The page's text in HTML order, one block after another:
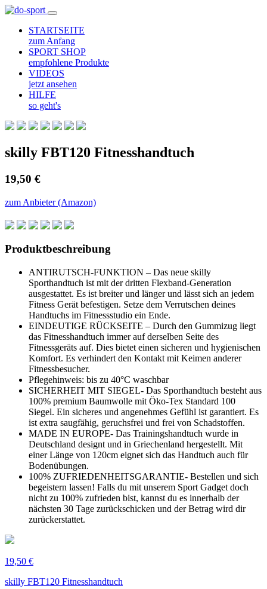
STARTSEITE
zum Anfang
SPORT SHOP
empfohlene Produkte
VIDEOS
jetzt ansehen
HILFE
so geht's
skilly FBT120 Fitnesshandtuch
19,50 €
zum Anbieter (Amazon)
Produktbeschreibung
ANTIRUTSCH-FUNKTION – Das neue skilly
Sporthandtuch ist mit der dritten Flexband-Generation
ausgestattet. Es ist breiter und länger und lässt sich an jedem
Fitness Gerät befestigen. Setze dem Verrutschen deines
Handtuchs im Fitnessstudio ein Ende.
EINDEUTIGE RÜCKSEITE – Durch den Gummizug liegt
das Fitnesshandtuch immer auf derselben Seite des
Fitnessgeräts auf. Dies bietet einen sicheren und hygienischen
Komfort. Es verhindert den Kontakt mit Keimen anderer
Fitnessbesucher.
Pflegehinweis: bis zu 40°C waschbar
SICHERHEIT MIT SIEGEL- Das Sporthandtuch besteht aus
100% premium Baumwolle mit Öko-Tex Standard 100
Siegel. Ein sicheres und angenehmes Gefühl ist garantiert. Es
ist extra saugfähig, geruchsfrei und frei von Schadstoffen.
MADE IN EUROPE- Das Trainingshandtuch wurde in
Deutschland designt und in Griechenland hergestellt. Mit
einer Länge von 120cm eignet sich das Handtuch auch für
Bodenübungen.
100% ZUFRIEDENHEITSGARANTIE- Bestellen und sich
begeistern lassen! Falls du mit unserem Sport Gadget doch
nicht zu 100% zufrieden bist, kannst du es innerhalb der
nächsten 30 Tage zurückschicken und der Betrag wird dir
zurückerstattet.
19,50 €
skilly FBT120 Fitnesshandtuch